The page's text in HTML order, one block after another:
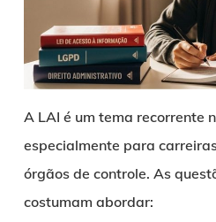
A LAI é um tema recorrente
especialmente para
órgãos de controle. As
costumam abordar: